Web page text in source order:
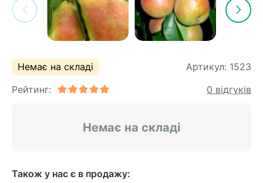
Немає на складі Артикул: 1523
Рейтинг:
0 відгуків
Немає на складі
Також у нас є в продажу: